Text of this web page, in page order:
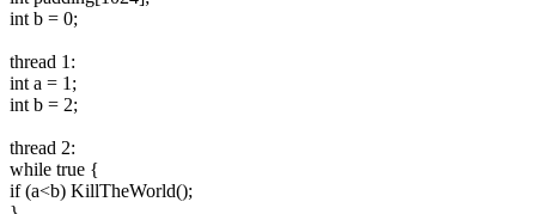
int b = 0;
thread 1:
int a = 1;
int b = 2;
thread 2:
while true {
if (a<b) KillTheWorld();